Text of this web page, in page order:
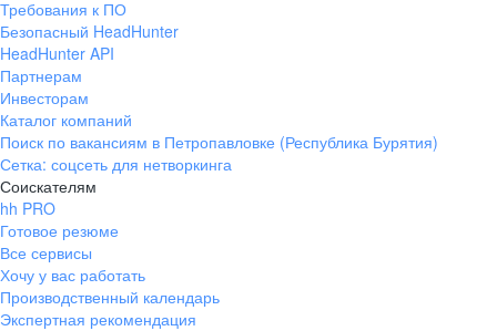
Требования к ПО
Безопасный HeadHunter
HeadHunter API
Партнерам
Инвесторам
Каталог компаний
Поиск по вакансиям в Петропавловке (Республика Бурятия)
Сетка: соцсеть для нетворкинга
Соискателям
hh PRO
Готовое резюме
Все сервисы
Хочу у вас работать
Производственный календарь
Экспертная рекомендация